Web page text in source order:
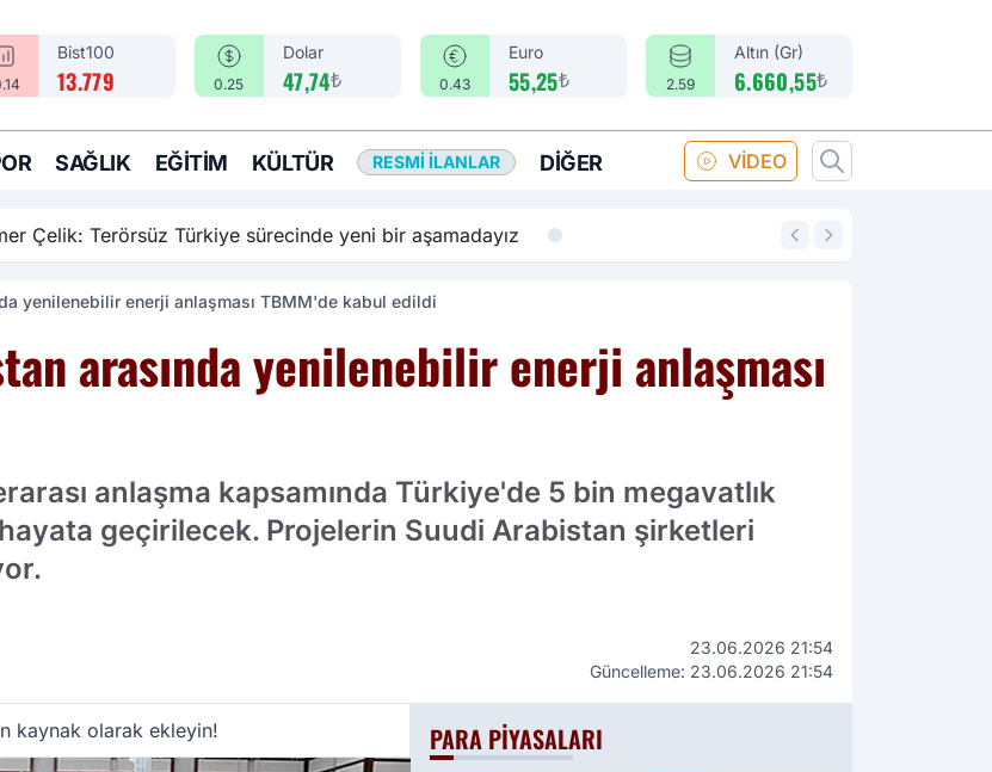
Bist100
13.779 0.25
Dolar
47,74₺ 0.43
Euro
55,25₺ 2.59
Altın (Gr)
6.660,55₺
SAĞLIK EĞITIM KÜLTÜR RESMI İLANLAR DIĞER VİDEO
sürecinde yeni bir aşamadayız 14:18
yenilenebilir enerji anlaşması TBMM'de kabul edildi
arasında yenilenebilir enerji anlaşması
anlaşma kapsamında Türkiye'de 5 bin megavatlık
geçirilecek. Projelerin Suudi Arabistan şirketleri
23.06.2026 21:54
Güncelleme: 23.06.2026 21:54
kaynak olarak ekleyin! PARA PIYASALARI